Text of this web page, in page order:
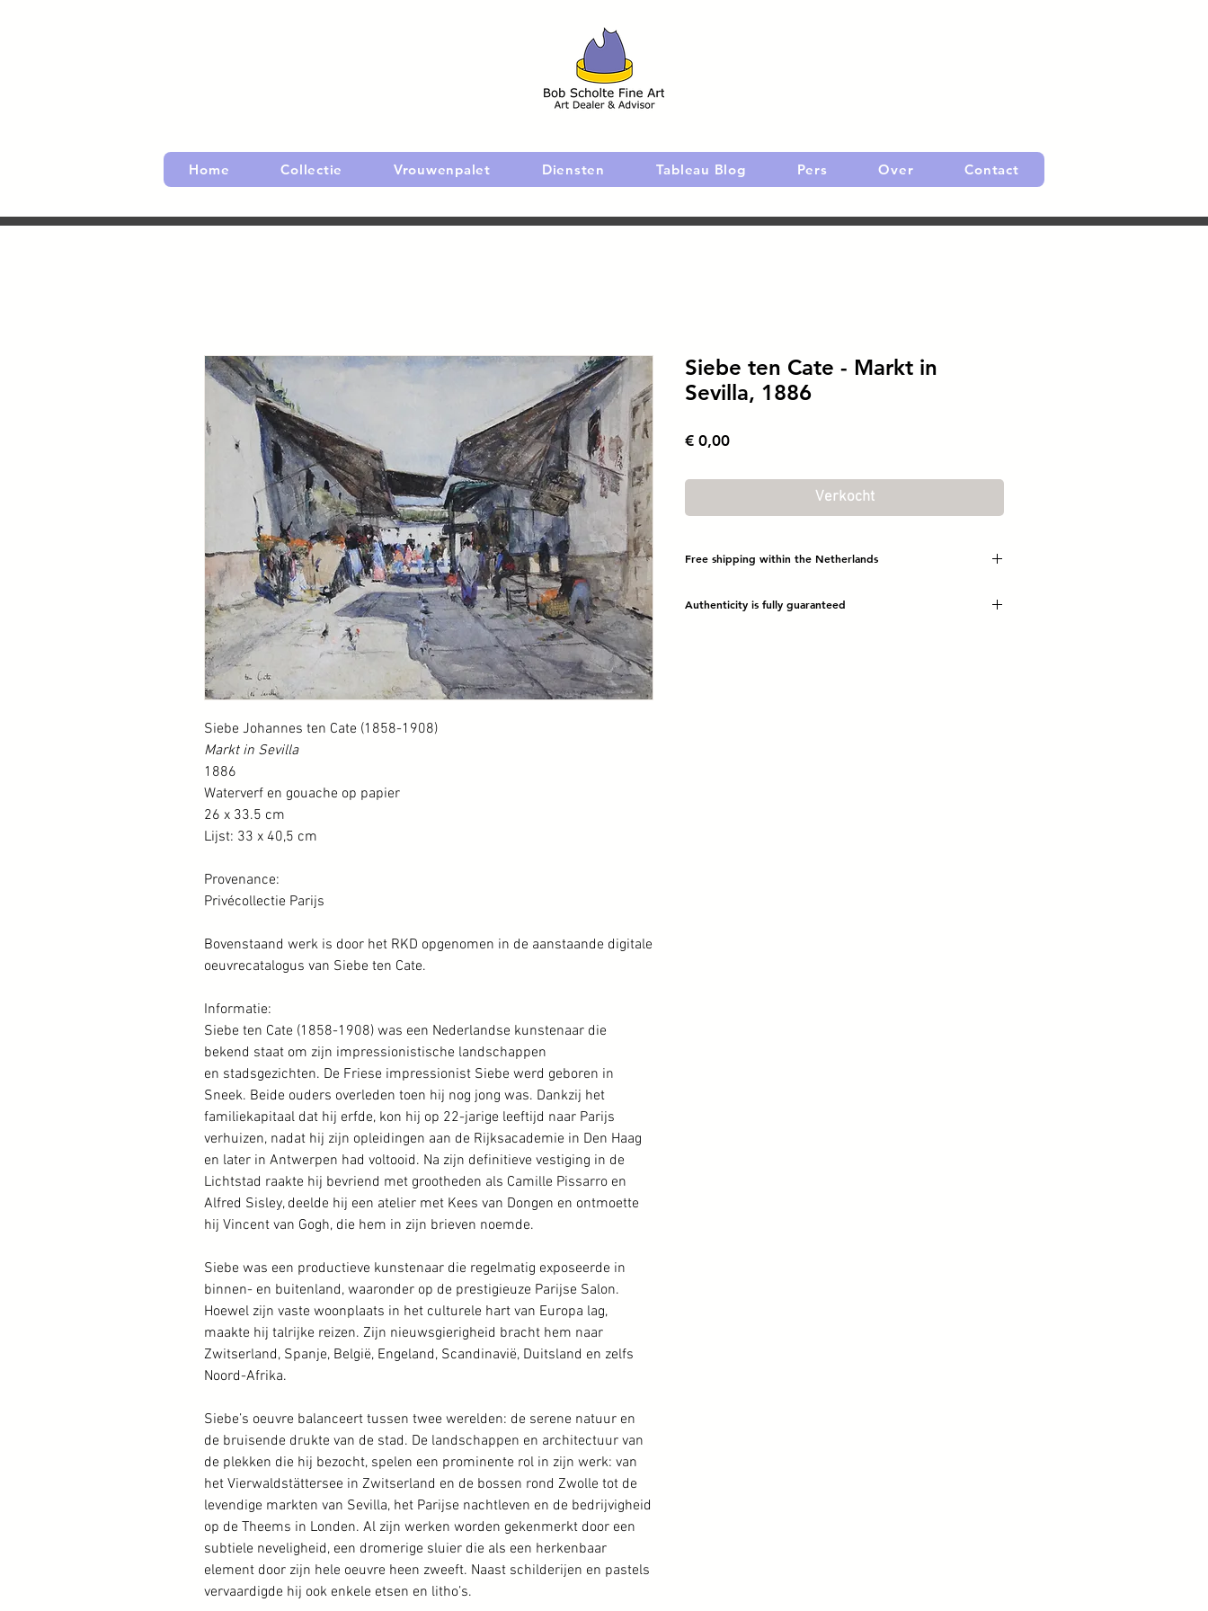
Home Collectie Vrouwenpalet Diensten Tableau Blog Pers Over Contact
Siebe Johannes ten Cate (1858-1908)
Markt in Sevilla
1886
Waterverf en gouache op papier
26 x 33.5 cm
Lijst: 33 x 40,5 cm
Provenance:
Privécollectie Parijs
Bovenstaand werk is door het RKD opgenomen in de aanstaande digitale
oeuvrecatalogus van Siebe ten Cate.
Informatie:
Siebe ten Cate (1858-1908) was een Nederlandse kunstenaar die
bekend staat om zijn impressionistische landschappen
en stadsgezichten. De Friese impressionist Siebe werd geboren in
Sneek. Beide ouders overleden toen hij nog jong was. Dankzij het
familiekapitaal dat hij erfde, kon hij op 22-jarige leeftijd naar Parijs
verhuizen, nadat hij zijn opleidingen aan de Rijksacademie in Den Haag
en later in Antwerpen had voltooid. Na zijn definitieve vestiging in de
Lichtstad raakte hij bevriend met grootheden als Camille Pissarro en
Alfred Sisley, deelde hij een atelier met Kees van Dongen en ontmoette
hij Vincent van Gogh, die hem in zijn brieven noemde.
Siebe was een productieve kunstenaar die regelmatig exposeerde in
binnen- en buitenland, waaronder op de prestigieuze Parijse Salon.
Hoewel zijn vaste woonplaats in het culturele hart van Europa lag,
maakte hij talrijke reizen. Zijn nieuwsgierigheid bracht hem naar
Zwitserland, Spanje, België, Engeland, Scandinavië, Duitsland en zelfs
Noord-Afrika.
Siebe’s oeuvre balanceert tussen twee werelden: de serene natuur en
de bruisende drukte van de stad. De landschappen en architectuur van
de plekken die hij bezocht, spelen een prominente rol in zijn werk: van
het Vierwaldstättersee in Zwitserland en de bossen rond Zwolle tot de
levendige markten van Sevilla, het Parijse nachtleven en de bedrijvigheid
op de Theems in Londen. Al zijn werken worden gekenmerkt door een
subtiele neveligheid, een dromerige sluier die als een herkenbaar
element door zijn hele oeuvre heen zweeft. Naast schilderijen en pastels
vervaardigde hij ook enkele etsen en litho’s.
Siebe ten Cate - Markt in
Sevilla, 1886
€ 0,00Prijs
Verkocht
Free shipping within the Netherlands
Authenticity is fully guaranteed